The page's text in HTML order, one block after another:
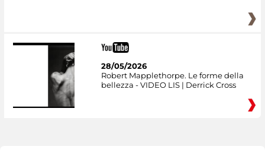
28/05/2026
Robert Mapplethorpe. Le forme della
bellezza - VIDEO LIS | Derrick Cross